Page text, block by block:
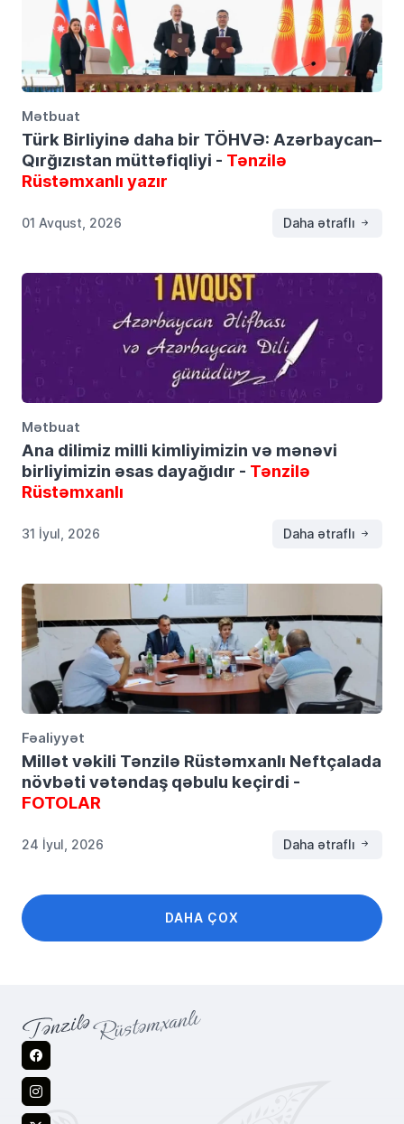
Mətbuat
Türk Birliyinə daha bir TÖHVƏ: Azərbaycan–
Qırğızıstan müttəfiqliyi - Tənzilə
Rüstəmxanlı yazır
01 Avqust, 2026 Daha ətraflı
Mətbuat
Ana dilimiz milli kimliyimizin və mənəvi
birliyimizin əsas dayağıdır - Tənzilə
Rüstəmxanlı
31 İyul, 2026 Daha ətraflı
Fəaliyyət
Millət vəkili Tənzilə Rüstəmxanlı Neftçalada
növbəti vətəndaş qəbulu keçirdi -
FOTOLAR
24 İyul, 2026 Daha ətraflı
DAHA ÇOX
Facebook
Instagram